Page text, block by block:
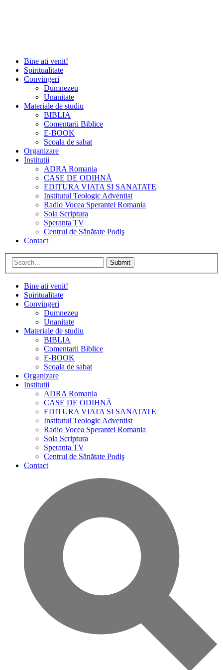
Bine ati venit!
Spiritualitate
Convingeri
Dumnezeu
Unanitate
Materiale de studiu
BIBLIA
Comentarii Biblice
E-BOOK
Scoala de sabat
Organizare
Institutii
ADRA Romania
CASE DE ODIHNĂ
EDITURA VIATA SI SANATATE
Institutul Teologic Adventist
Radio Vocea Sperantei Romania
Sola Scriptura
Speranta TV
Centrul de Sănătate Podiş
Contact
Submit
Bine ati venit!
Spiritualitate
Convingeri
Dumnezeu
Unanitate
Materiale de studiu
BIBLIA
Comentarii Biblice
E-BOOK
Scoala de sabat
Organizare
Institutii
ADRA Romania
CASE DE ODIHNĂ
EDITURA VIATA SI SANATATE
Institutul Teologic Adventist
Radio Vocea Sperantei Romania
Sola Scriptura
Speranta TV
Centrul de Sănătate Podiş
Contact